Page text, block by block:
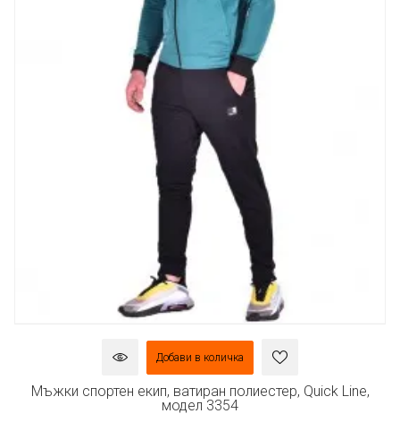
Добави в количка
Мъжки спортен екип, ватиран полиестер, Quick Line,
модел 3354